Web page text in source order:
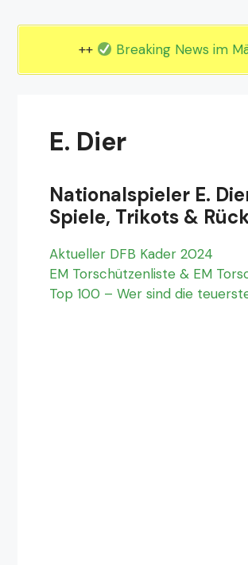
++ Breaking News im
E. Dier
Nationalspieler E.
Spiele, Trikots &
Aktueller DFB Kader 2024
EM Torschützenliste & EM
Top 100 – Wer sind die